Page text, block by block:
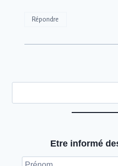
Répondre
Etre informé
Prénom